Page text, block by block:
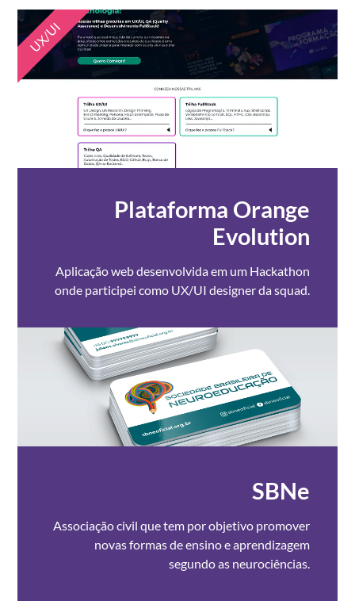
Plataforma Orange
Evolution
Aplicação web desenvolvida em um Hackathon
onde participei como UX/UI designer da squad.
UX/UI
SBNe
Associação civil que tem por objetivo promover
novas formas de ensino e aprendizagem
segundo as neurociências.